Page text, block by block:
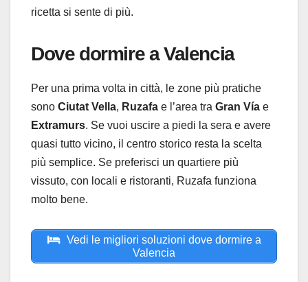
ricetta si sente di più.
Dove dormire a Valencia
Per una prima volta in città, le zone più pratiche
sono Ciutat Vella, Ruzafa e l’area tra Gran Vía e
Extramurs. Se vuoi uscire a piedi la sera e avere
quasi tutto vicino, il centro storico resta la scelta
più semplice. Se preferisci un quartiere più
vissuto, con locali e ristoranti, Ruzafa funziona
molto bene.
Vedi le migliori soluzioni dove dormire a
Valencia